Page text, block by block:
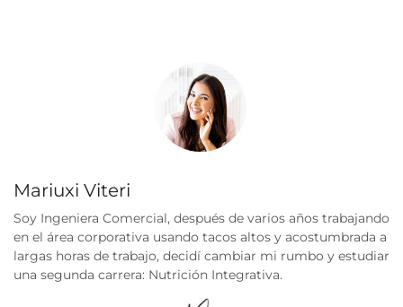
Mariuxi Viteri
Soy Ingeniera Comercial, después de varios años trabajando
en el área corporativa usando tacos altos y acostumbrada a
largas horas de trabajo, decidí cambiar mi rumbo y estudiar
una segunda carrera: Nutrición Integrativa.